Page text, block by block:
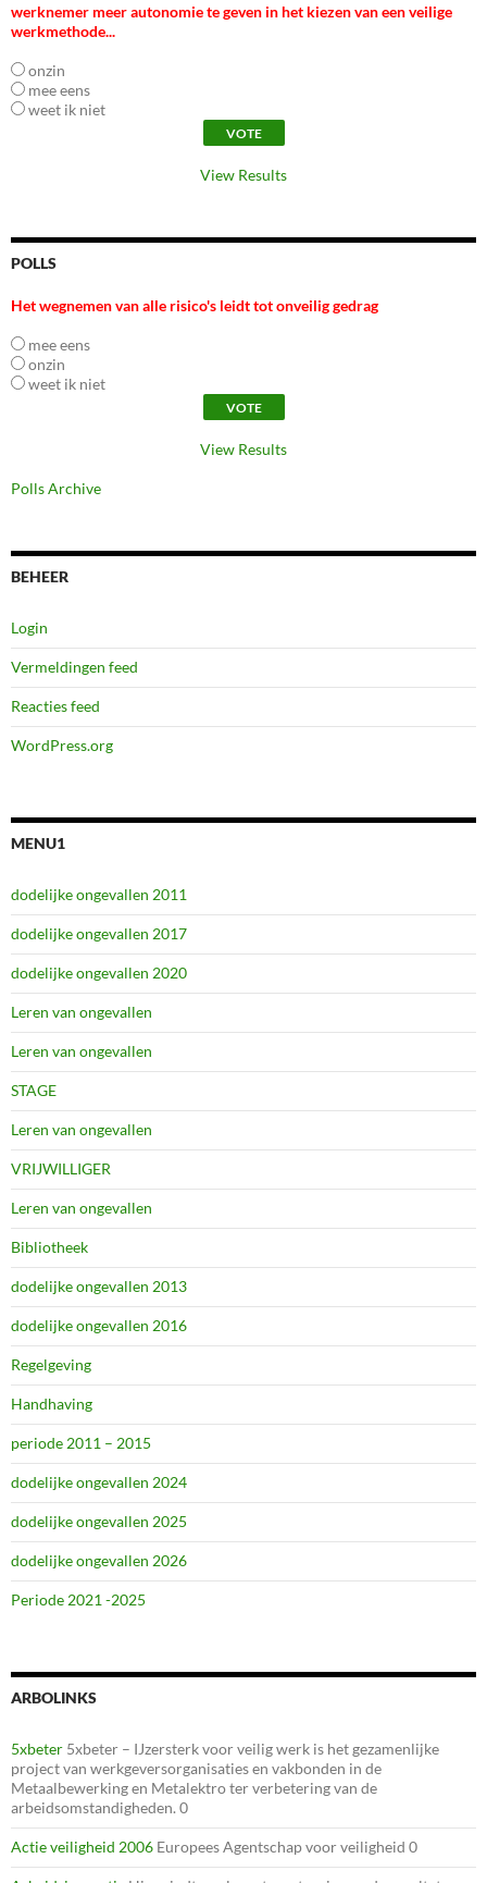
werknemer meer autonomie te geven in het kiezen van een veilige
werkmethode...
onzin
mee eens
weet ik niet
View Results
POLLS
Het wegnemen van alle risico's leidt tot onveilig gedrag
mee eens
onzin
weet ik niet
View Results
Polls Archive
BEHEER
Login
Vermeldingen feed
Reacties feed
WordPress.org
MENU1
dodelijke ongevallen 2011
dodelijke ongevallen 2017
dodelijke ongevallen 2020
Leren van ongevallen
Leren van ongevallen
STAGE
Leren van ongevallen
VRIJWILLIGER
Leren van ongevallen
Bibliotheek
dodelijke ongevallen 2013
dodelijke ongevallen 2016
Regelgeving
Handhaving
periode 2011 – 2015
dodelijke ongevallen 2024
dodelijke ongevallen 2025
dodelijke ongevallen 2026
Periode 2021 -2025
ARBOLINKS
5xbeter 5xbeter – IJzersterk voor veilig werk is het gezamenlijke
project van werkgeversorganisaties en vakbonden in de
Metaalbewerking en Metalektro ter verbetering van de
arbeidsomstandigheden. 0
Actie veiligheid 2006 Europees Agentschap voor veiligheid 0